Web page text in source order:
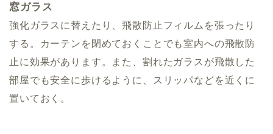
窓ガラス
強化ガラスに替えたり、飛散防止フィルムを張ったり
する。カーテンを閉めておくことでも室内への飛散防
止に効果があります。また、割れたガラスが飛散した
部屋でも安全に歩けるように、スリッパなどを近くに
置いておく。